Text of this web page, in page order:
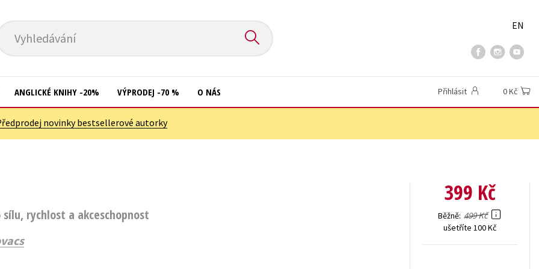
Vyhledávání
EN
ANGLICKÉ KNIHY -20% VÝPRODEJ -70 % O NÁS Přihlásit 0 Kč
novinky bestsellerové autorky
rychlost a akceschopnost
399 Kč
Běžně 499 Kč
ušetříte 100 Kč